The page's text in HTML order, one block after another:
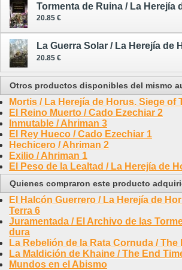
Tormenta de Ruina / La Herejía
20.85 €
20.85 €
Otros productos disponibles del mismo
Mortis / La Herejía de Horus. Siege of
El Reino Muerto / Cado Ezechiar 2
Inmutable / Ahriman 3
El Rey Hueco / Cado Ezechiar 1
Hechicero / Ahriman 2
Exilio / Ahriman 1
El Peso de la Lealtad / La Herejía de
Quienes compraron este producto
El Halcón Guerrero / La Herejía de
Terra 6
Juramentada / El Archivo de las
dura
La Rebelión de la Rata Cornuda / The
La Maldición de Khaine / The End
Mundos en el Abismo